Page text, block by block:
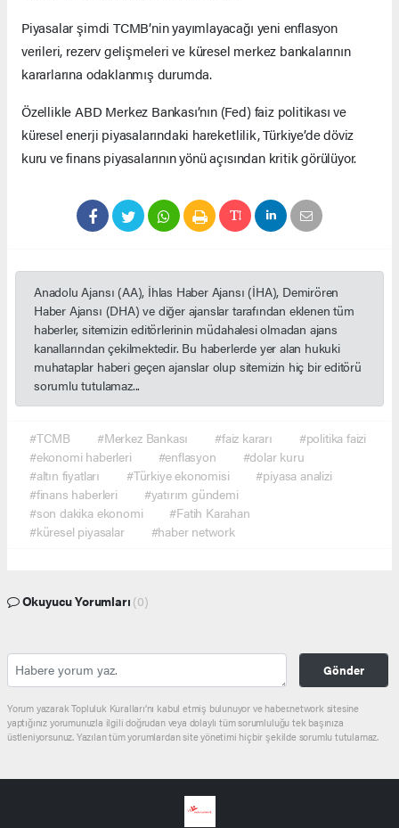
Piyasalar şimdi TCMB’nin yayımlayacağı yeni enflasyon
verileri, rezerv gelişmeleri ve küresel merkez bankalarının
kararlarına odaklanmış durumda.
Özellikle ABD Merkez Bankası’nın (Fed) faiz politikası ve
küresel enerji piyasalarındaki hareketlilik, Türkiye’de döviz
kuru ve finans piyasalarının yönü açısından kritik görülüyor.
Anadolu Ajansı (AA), İhlas Haber Ajansı (İHA), Demirören
Haber Ajansı (DHA) ve diğer ajanslar tarafından eklenen tüm
haberler, sitemizin editörlerinin müdahalesi olmadan ajans
kanallarından çekilmektedir. Bu haberlerde yer alan hukuki
muhataplar haberi geçen ajanslar olup sitemizin hiç bir editörü
sorumlu tutulamaz...
#TCMB #Merkez Bankası #faiz kararı
#politika faizi
#ekonomi haberleri
#enflasyon
#dolar kuru
#altın fiyatları
#Türkiye ekonomisi
#piyasa analizi
#finans haberleri
#yatırım gündemi
#son dakika ekonomi
#Fatih Karahan
#küresel piyasalar
#haber network
Okuyucu Yorumları (0)
Gönder
Yorum yazarak Topluluk Kuralları’nı kabul etmiş bulunuyor ve haber.network sitesine
yaptığınız yorumunuzla ilgili doğrudan veya dolaylı tüm sorumluluğu tek başınıza
üstleniyorsunuz. Yazılan tüm yorumlardan site yönetimi hiçbir şekilde sorumlu tutulamaz.